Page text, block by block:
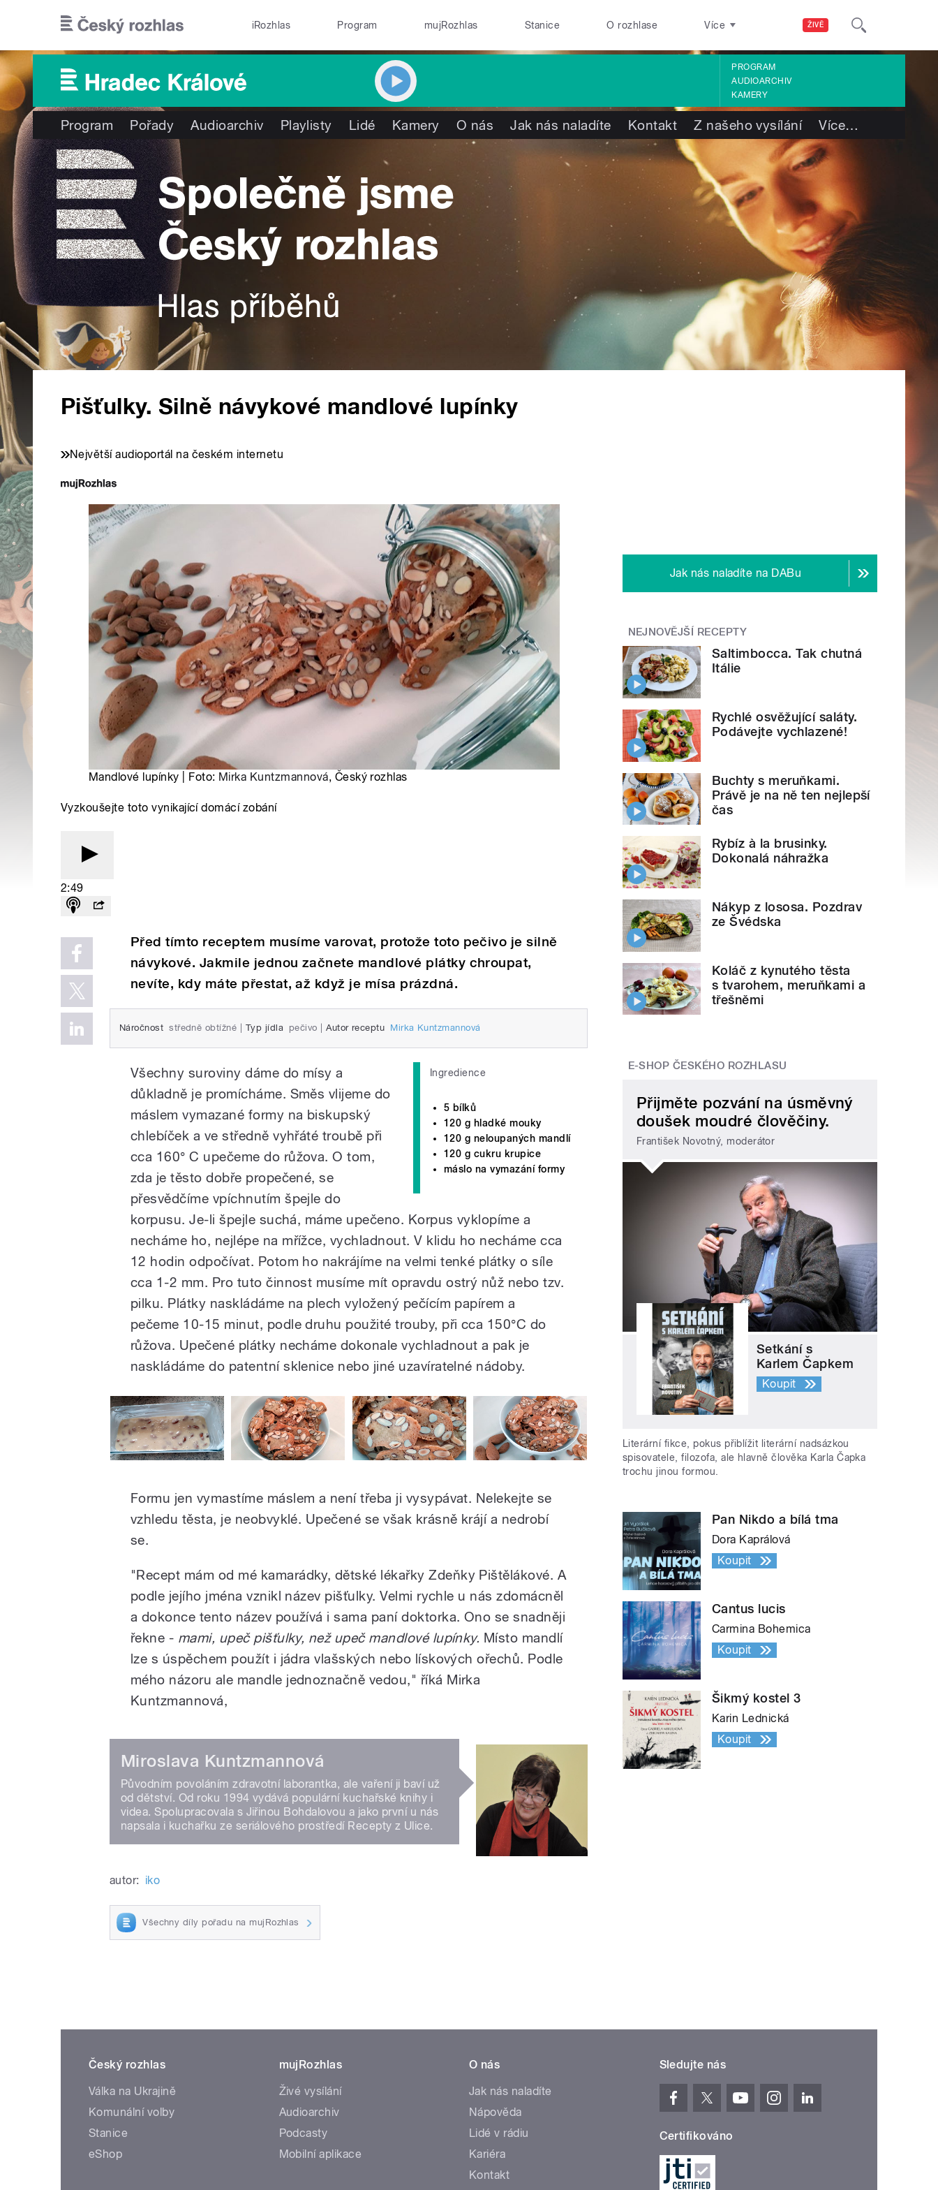
ŽIVĚ
iRozhlas Program mujRozhlas Stanice O rozhlase Více
PROGRAM
AUDIOARCHIV
KAMERY
Program Pořady Audioarchiv Playlisty Lidé Kamery O nás Jak nás naladíte Kontakt Z našeho vysílání Více…
Pišťulky. Silně návykové mandlové lupínky
Největší audioportál na českém internetu
Mandlové lupínky | Foto: Mirka Kuntzmannová, Český rozhlas
Vyzkoušejte toto vynikající domácí zobání
2:49
Před tímto receptem musíme varovat, protože toto pečivo je silně
návykové. Jakmile jednou začnete mandlové plátky chroupat,
nevíte, kdy máte přestat, až když je mísa prázdná.
Náročnost středně obtížné Typ jídla pečivo Autor receptu Mirka Kuntzmannová
Ingredience
5 bílků
120 g hladké mouky
120 g neloupaných mandlí
120 g cukru krupice
máslo na vymazání formy
Všechny suroviny dáme do mísy a
důkladně je promícháme. Směs vlijeme do
máslem vymazané formy na biskupský
chlebíček a ve středně vyhřáté troubě při
cca 160° C upečeme do růžova. O tom,
zda je těsto dobře propečené, se
přesvědčíme vpíchnutím špejle do
korpusu. Je-li špejle suchá, máme upečeno. Korpus vyklopíme a
necháme ho, nejlépe na mřížce, vychladnout. V klidu ho necháme cca
12 hodin odpočívat. Potom ho nakrájíme na velmi tenké plátky o síle
cca 1-2 mm. Pro tuto činnost musíme mít opravdu ostrý nůž nebo tzv.
pilku. Plátky naskládáme na plech vyložený pečícím papírem a
pečeme 10-15 minut, podle druhu použité trouby, při cca 150°C do
růžova. Upečené plátky necháme dokonale vychladnout a pak je
naskládáme do patentní sklenice nebo jiné uzavíratelné nádoby.
Formu jen vymastíme máslem a není třeba ji vysypávat. Nelekejte se
vzhledu těsta, je neobvyklé. Upečené se však krásně krájí a nedrobí
se.
"Recept mám od mé kamarádky, dětské lékařky Zdeňky Pištělákové. A
podle jejího jména vznikl název pišťulky. Velmi rychle u nás zdomácněl
a dokonce tento název používá i sama paní doktorka. Ono se snadněji
řekne - mami, upeč pišťulky, než upeč mandlové lupínky. Místo mandlí
lze s úspěchem použít i jádra vlašských nebo lískových ořechů. Podle
mého názoru ale mandle jednoznačně vedou," říká Mirka
Kuntzmannová,
Miroslava Kuntzmannová
Původním povoláním zdravotní laborantka, ale vaření ji baví už
od dětství. Od roku 1994 vydává populární kuchařské knihy i
videa. Spolupracovala s Jiřinou Bohdalovou a jako první u nás
napsala i kuchařku ze seriálového prostředí Recepty z Ulice.
autor: iko
Všechny díly pořadu na mujRozhlas
Jak nás naladíte na DABu
NEJNOVĚJŠÍ RECEPTY
Saltimbocca. Tak chutná
Itálie
Rychlé osvěžující saláty.
Podávejte vychlazené!
Buchty s meruňkami.
Právě je na ně ten nejlepší
čas
Rybíz à la brusinky.
Dokonalá náhražka
Nákyp z lososa. Pozdrav
ze Švédska
Koláč z kynutého těsta
s tvarohem, meruňkami a
třešněmi
E-SHOP ČESKÉHO ROZHLASU
Přijměte pozvání na úsměvný
doušek moudré člověčiny.
František Novotný, moderátor
Setkání s
Karlem Čapkem
Koupit
Literární fikce, pokus přiblížit literární nadsázkou
spisovatele, filozofa, ale hlavně člověka Karla Čapka
trochu jinou formou.
Pan Nikdo a bílá tma
Dora Kaprálová
Koupit
Cantus lucis
Carmina Bohemica
Koupit
Šikmý kostel 3
Karin Lednická
Koupit
Český rozhlas
Válka na Ukrajině
Komunální volby
Stanice
eShop
mujRozhlas
Živé vysílání
Audioarchiv
Podcasty
Mobilní aplikace
O nás
Jak nás naladíte
Nápověda
Lidé v rádiu
Kariéra
Kontakt
Sledujte nás
Certifikováno